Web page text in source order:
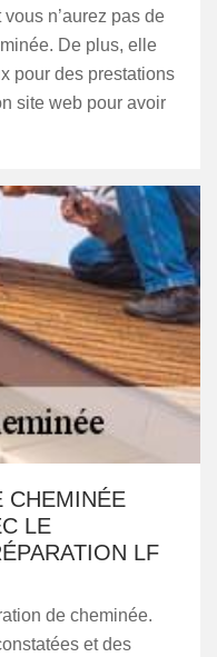
n’aurez pas de
De plus, elle
pour des prestations
site web pour avoir
CHEMINÉE
LE
LF
de cheminée.
et des